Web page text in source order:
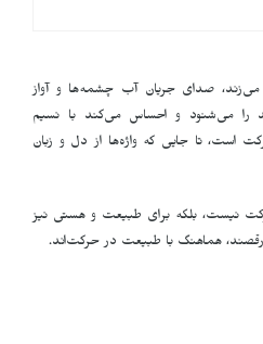
صدای جریان آب چشمه‌ها و آواز
را می‌شنود و احساس می‌کند با نسیم
است، تا جایی که واژه‌ها از دل و زبان
برکت نیست، بلکه برای طبیعت و هستی نیز
هماهنگ با طبیعت در حرکت‌اند.